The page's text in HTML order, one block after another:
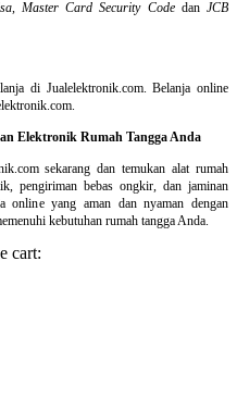
, Master Card Security Codedan JCB
di Jualelektronik.com. Belanja online
Elektronik Rumah Tangga Anda
sekarang dan temukan alat rumah
pengiriman bebas ongkir, dan jaminan
online yang aman dan nyaman dengan
kebutuhan rumah tangga Anda.
cart: